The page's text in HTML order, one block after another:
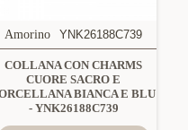
Amorino YNK26188C739
COLLANA CON CHARMS
CUORE SACRO E
BIANCA E BLU
- YNK26188C739